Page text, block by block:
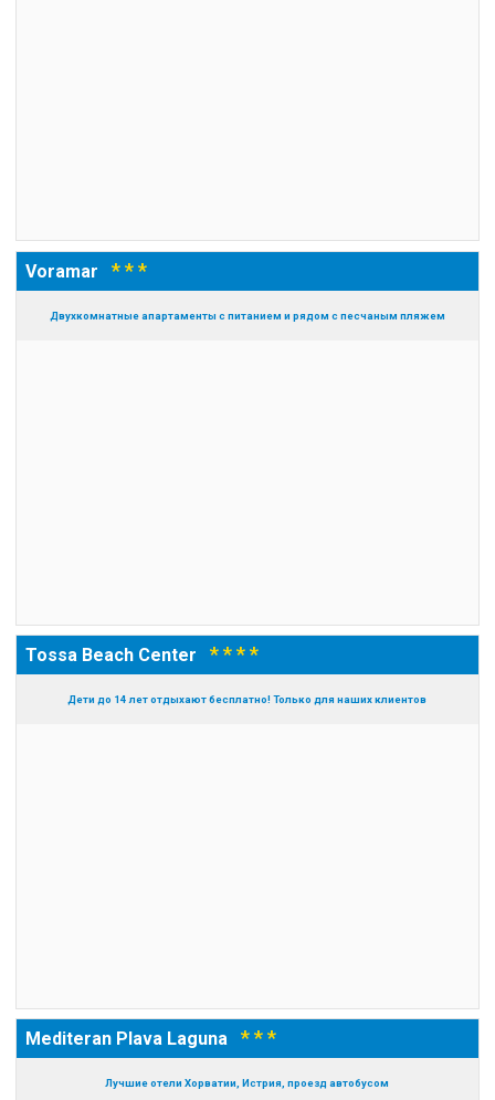
Voramar* * *
Двухкомнатные апартаменты с питанием и рядом с песчаным пляжем
Tossa Beach Center* * * *
Дети до 14 лет отдыхают бесплатно! Только для наших клиентов
Mediteran Plava Laguna* * *
Лучшие отели Хорватии, Истрия, проезд автобусом